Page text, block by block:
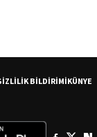
BİLDİRİMİKÜNYE